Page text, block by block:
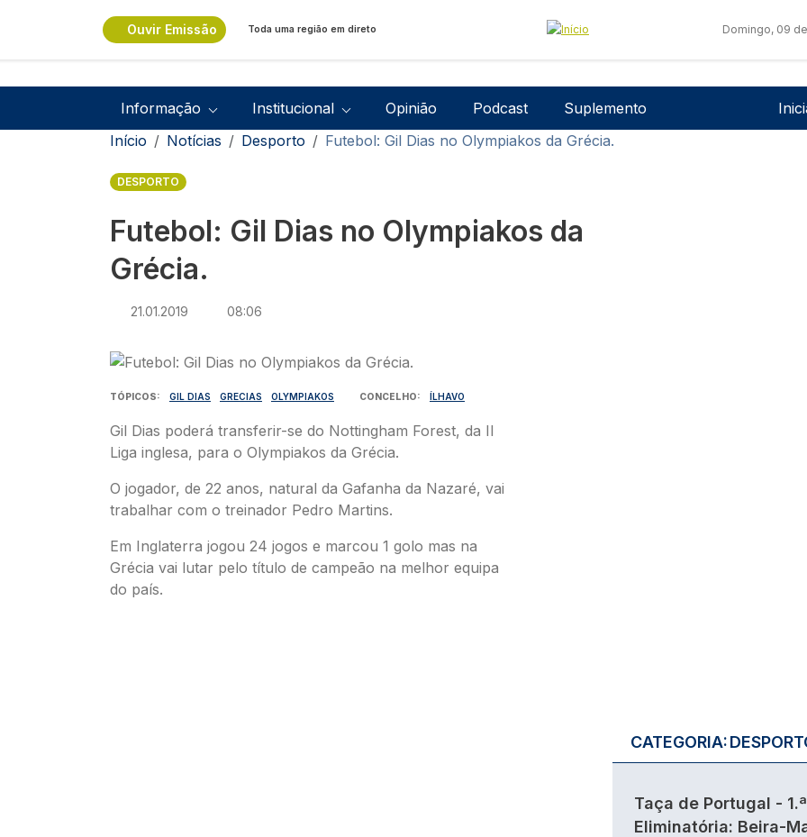
Ouvir Emissão Toda uma região em direto Domingo, 09
Navegação principal
Informação Institucional Opinião Podcast Suplemento
Navegação estrutural
Início Notícias Desporto Futebol: Gil Dias no Olympiakos da Grécia.
DESPORTO
Futebol: Gil Dias no Olympiakos da
Grécia.
21.01.2019 08:06
Imagem
TÓPICOS GIL DIAS GRECIAS OLYMPIAKOS CONCELHO ÍLHAVO
Gil Dias poderá transferir-se do Nottingham Forest, da II
Liga inglesa, para o Olympiakos da Grécia.
O jogador, de 22 anos, natural da Gafanha da Nazaré, vai
trabalhar com o treinador Pedro Martins.
Em Inglaterra jogou 24 jogos e marcou 1 golo mas na
Grécia vai lutar pelo título de campeão na melhor equipa
do país.
CATEGORIA:
Taça de Portugal - 1.ª
Eliminatória: Beira-